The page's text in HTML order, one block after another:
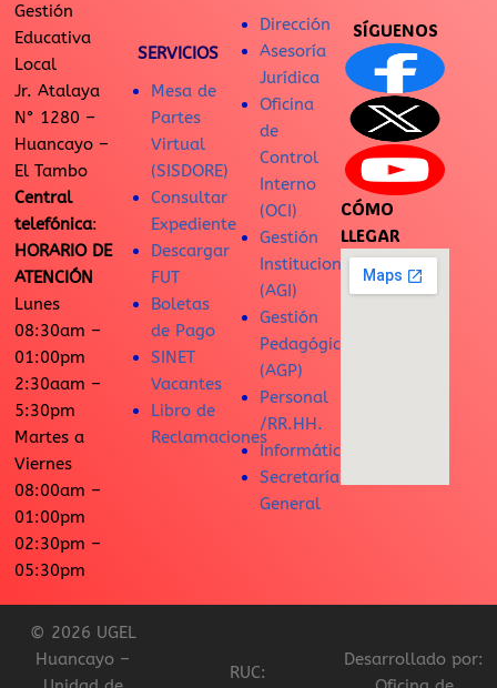
Gestión
Educativa
Local
Jr. Atalaya
N° 1280 –
Huancayo –
El Tambo
Central
telefónica:
HORARIO DE
ATENCIÓN
Lunes
08:30am –
01:00pm
2:30aam –
5:30pm
Martes a
Viernes
08:00am –
01:00pm
02:30pm –
05:30pm
SERVICIOS
Mesa de
Partes
Virtual
(SISDORE)
Consultar
Expediente
Descargar
FUT
Boletas
de Pago
SINET
Vacantes
Libro de
Reclamaciones
Dirección
Asesoría
Jurídica
Oficina
de
Control
Interno
(OCI)
Gestión
Institucional
(AGI)
Gestión
Pedagógica
(AGP)
Personal
/RR.HH.
Informática
Secretaría
General
SÍGUENOS
CÓMO
LLEGAR
© 2026 UGEL
Huancayo –
RUC:
Desarrollado por: